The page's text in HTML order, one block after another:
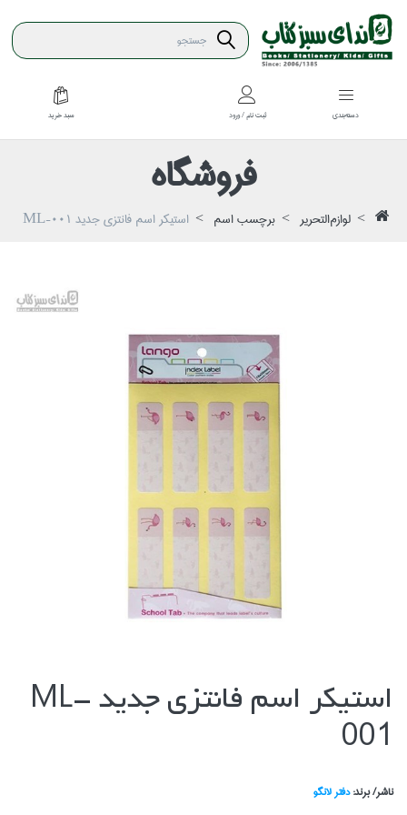
دسته‌بندي ثبت نام / ورود سبد خريد
فروشگاه
لوازم‌التحرير برچسب اسم استيكر اسم فانتزي جديد ML-001
استيكر اسم فانتزي جديد ML-
001
ناشر/ برند:دفتر لانگو